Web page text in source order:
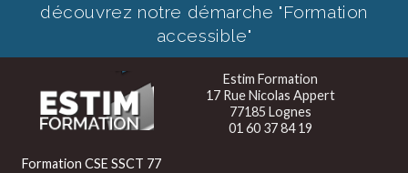
découvrez notre démarche "Formation
accessible"
Estim Formation
17 Rue Nicolas Appert
77185 Lognes
01 60 37 84 19
Formation CSE SSCT 77